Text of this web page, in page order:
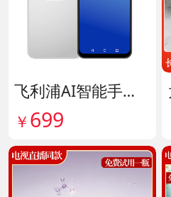
飞利浦AI智能手机 货号141882
￥ 699